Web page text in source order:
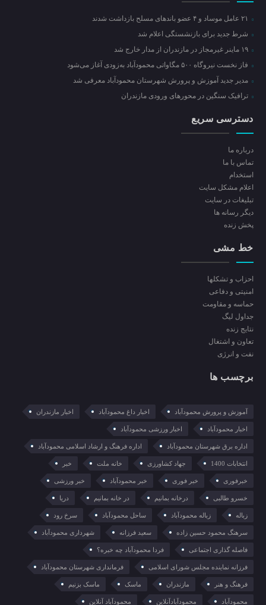
شرط جدید برای بازنشستگی اعلام شد
۱۹ ماینر غیرمجاز در مازندران از مدار خارج شد
فاز نخست نیروگاه ۵۰۰ مگاواتی محمودآباد به‌زودی آغاز می‌شود
مدیر جدید آموزش و پرورش شهرستان محمودآباد معرفی شد
ترافیک سنگین در محور‌های ورودی مازندران
دسترسی سریع
درباره ما
تماس با ما
استخدام
اعلام مشکل سایت
تبلیغات در سایت
ديگر رسانه ها
پخش زنده
خط مشی
احزاب و تشکلها
امنیتی و دفاعی
حماسه و مقاومت
جداول لیگ
نتایج زنده
تعاون و اشتغال
نفت و انرژی
برچسب ها
آموزش و پرورش محمودآباد اخبار داغ محمودآباد اخبار مازندران
اخبار محمودآباد اخبار ورزشی محمودآباد
اداره برق شهرستان محمودآباد اداره فرهنگ و ارشاد اسلامی محمودآباد
انتخابات 1400 جهاد کشاورزی خانه ملت خبر
خبرفوری خبر فوری خبر محمودآباد خبر ورزشی
خسرو طالبی درخانه بمانیم در خانه بمانیم دریا
زباله زباله محمودآباد ساحل محمودآباد سرخ رود
سرهنگ محمود حسین زاده سعید فرزانه شهرداری محمودآباد
فاصله گذاری اجتماعی فردا محمودآباد چه خبره؟
فرزانه نماینده مجلس شورای اسلامی فرمانداری شهرستان محمودآباد
فرهنگ و هنر مازندران ماسک ماسک بزنیم
محمودآباد محمودآبادآنلاین محمودآباد آنلاین